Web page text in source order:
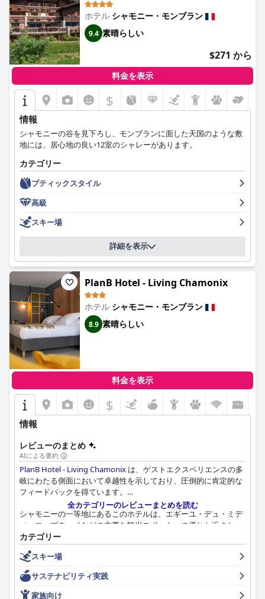
ホテル シャモニー・モンブラン
9.4 素晴らしい
$271 から
料金を表示
$
情報
シャモニーの谷を見下ろし、モンブランに面した天国のような敷
地には、居心地の良い12室のシャレーがあります。
カテゴリー
ブティックスタイル
高級
スキー場
詳細を表示
PlanB Hotel - Living Chamonix
ホテル シャモニー・モンブラン
8.9 素晴らしい
料金を表示
$
情報
レビューのまとめ
AIによる要約
PlanB Hotel - Living Chamonix は、ゲストエクスペリエンスの多
岐にわたる側面において卓越性を示しており、圧倒的に肯定的な
フィードバックを得ています。
シャモニーの一等地にあるこのホテルは、エギーユ・デュ・ミデ
ィ・ロープウェイなどの主要な観光スポットへの優れた近さと、
市内中心部へのアクセスが容易であることで高く評価されてお
り、交通と観光の両方の利便性を高めています。多くの客室から
はモンブランとエギーユ・デュ・ミディの素晴らしい景色を眺め
ることができ、バルコニー付きの客室では、より親密な景観を楽
しめます。ホテルのモダンな設備、広々とした客室、そして温か
い雰囲気も、その魅力をさらに高めています。
全カテゴリーのレビューまとめを読む
カテゴリー
スキー場
サステナビリティ実践
家族向け